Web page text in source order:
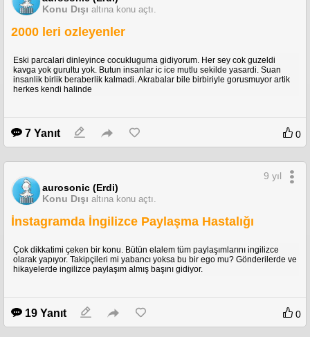
Konu Dışı altına konu açtı.
2000 leri ozleyenler
Eski parcalari dinleyince cocukluguma gidiyorum. Her sey cok guzeldi
kavga yok gurultu yok. Butun insanlar ic ice mutlu sekilde yasardi. Suan
insanlik birlik beraberlik kalmadi. Akrabalar bile birbiriyle gorusmuyor artik
herkes kendi halinde
7 Yanıt 0
aurosonic (Erdi)
Konu Dışı altına konu açtı.
9 yıl
İnstagramda İngilizce Paylaşma Hastalığı
Çok dikkatimi çeken bir konu. Bütün elalem tüm paylaşımlarını ingilizce
olarak yapıyor. Takipçileri mi yabancı yoksa bu bir ego mu? Gönderilerde ve
hikayelerde ingilizce paylaşım almış başını gidiyor.
19 Yanıt 0